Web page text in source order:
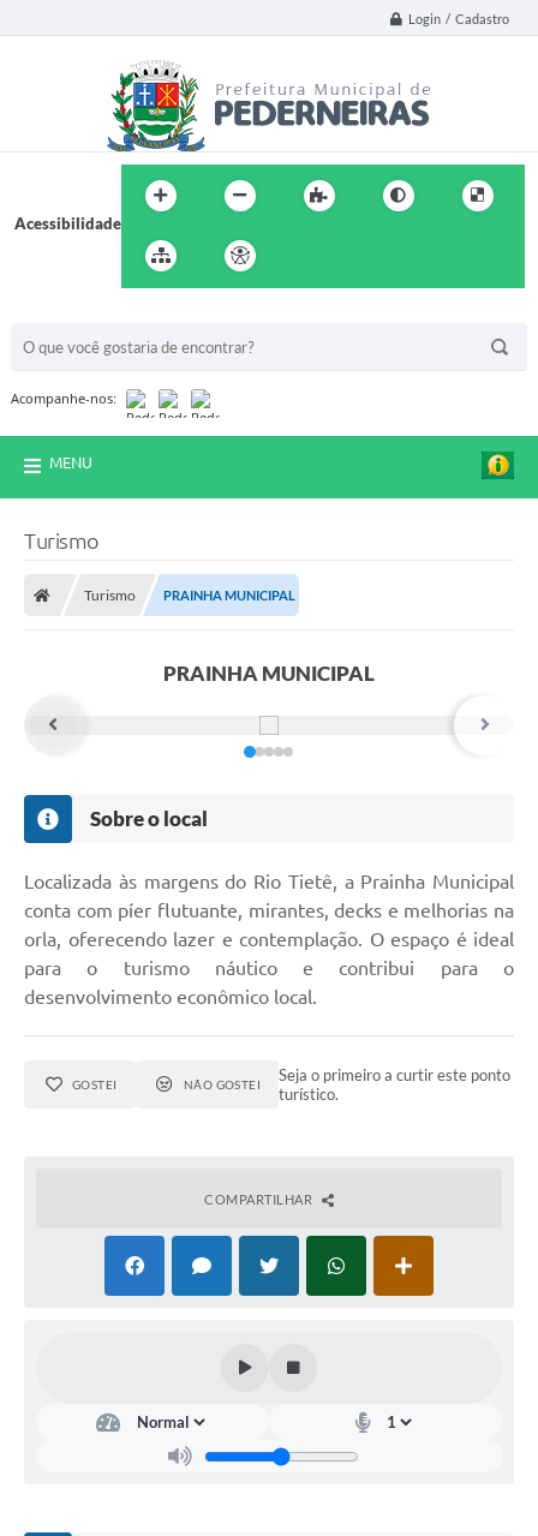
Login / Cadastro
Acessibilidade
Acompanhe-nos:
MENU
Turismo
Turismo PRAINHA MUNICIPAL
PRAINHA MUNICIPAL
Sobre o local
Localizada às margens do Rio Tietê, a Prainha Municipal
conta com píer flutuante, mirantes, decks e melhorias na
orla, oferecendo lazer e contemplação. O espaço é ideal
para o turismo náutico e contribui para o
desenvolvimento econômico local.
GOSTEI NÃO GOSTEI
Seja o primeiro a curtir este ponto
turístico.
COMPARTILHAR